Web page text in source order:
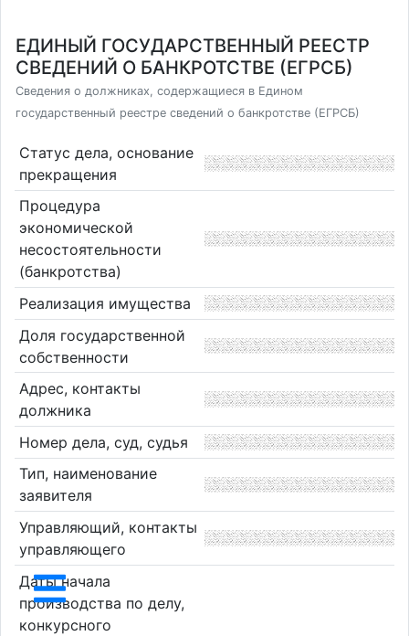
ЕДИНЫЙ ГОСУДАРСТВЕННЫЙ РЕЕСТР
СВЕДЕНИЙ О БАНКРОТСТВЕ (ЕГРСБ)
Сведения о должниках, содержащиеся в Едином
государственный реестре сведений о банкротстве (ЕГРСБ)
Статус дела, основание
прекращения
Процедура
экономической
несостоятельности
(банкротства)
Реализация имущества
Доля государственной
собственности
Адрес, контакты
должника
Номер дела, суд, судья
Тип, наименование
заявителя
Управляющий, контакты
управляющего
Даты начала
производства по делу,
конкурсного